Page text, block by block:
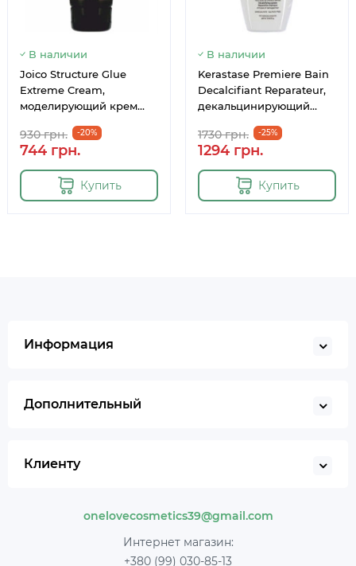
В наличии
Joico Structure Glue
Extreme Cream,
моделирующий крем
930 грн. -20%
744 грн.
Купить
В наличии
Kerastase Premiere Bain
Decalcifiant Reparateur,
декальцинирующий
восстановления всех
типов поврежденных
волос, 250 мл
1730 грн. -25%
1294 грн.
Купить
Информация
Дополнительный
Клиенту
onelovecosmetics39@gmail.com
Интернет магазин:
+380 (99) 030-85-13